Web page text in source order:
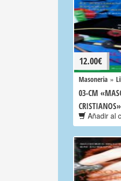
12.00€
Masoneria »
03-CM
Añadir al